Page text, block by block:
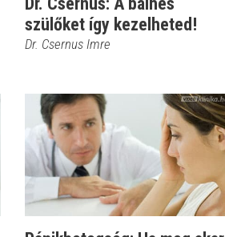
szülőket így kezelheted!
Dr. Csernus Imre